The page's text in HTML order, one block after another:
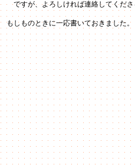
ですが、よろしければ連絡してくださ
もしものときに一応書いておきました。